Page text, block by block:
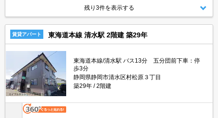
残り3件を表示する
賃貸アパート 東海道本線 清水駅 2階建 築29年
東海道本線/清水駅 バス13分 五分団前下車：停
歩3分
静岡県静岡市清水区村松原３丁目
築29年
2階建